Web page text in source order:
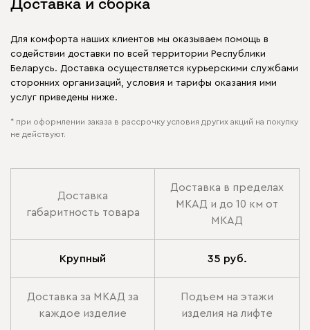
Доставка и сборка
Для комфорта наших клиентов мы оказываем помощь в
содействии доставки по всей территории Республики
Беларусь. Доставка осуществляется курьерскими службами
сторонних организаций, условия и тарифы оказания ими
услуг приведены ниже.
* при оформлении заказа в рассрочку условия других акций на покупку
не действуют.
Доставка
габаритность товара
Доставка в пределах
МКАД и до 10 км от
МКАД
Крупный 35 руб.
Доставка за МКАД за
каждое изделие
Подъем на этажи
изделия на лифте